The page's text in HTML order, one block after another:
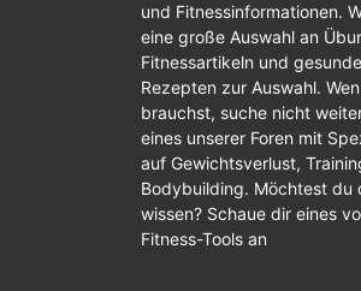
und Fitnessinformationen.
eine große Auswahl an
Fitnessartikeln und
Rezepten zur Auswahl.
brauchst, suche nicht
eines unserer Foren mit
auf Gewichtsverlust,
Bodybuilding. Möchtest du
wissen? Schaue dir eines
Fitness-Tools an